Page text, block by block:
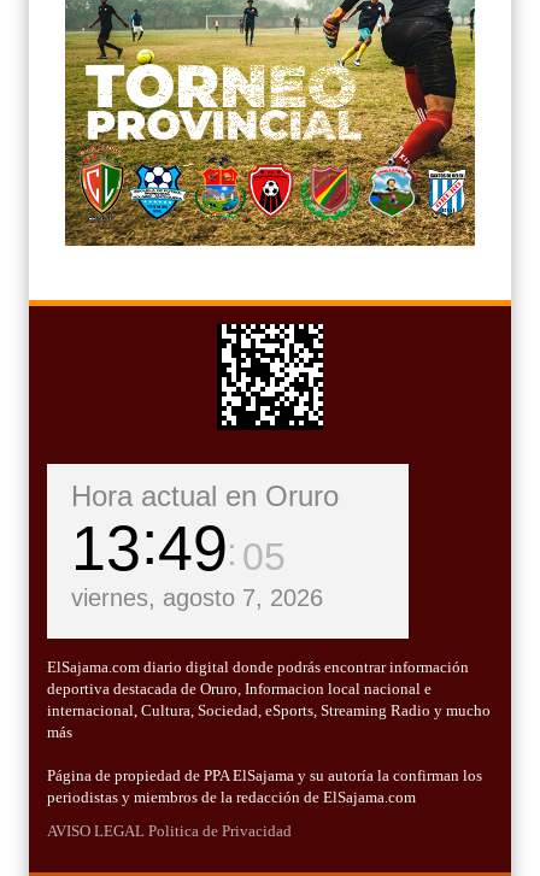
Hora actual en Oruro
13 49 06
viernes, agosto 7, 2026
ElSajama.com diario digital donde podrás encontrar información
deportiva destacada de Oruro, Informacion local nacional e
internacional, Cultura, Sociedad, eSports, Streaming Radio y mucho
más
Página de propiedad de PPA ElSajama y su autoría la confirman los
periodistas y miembros de la redacción de ElSajama.com
AVISO LEGAL Politica de Privacidad